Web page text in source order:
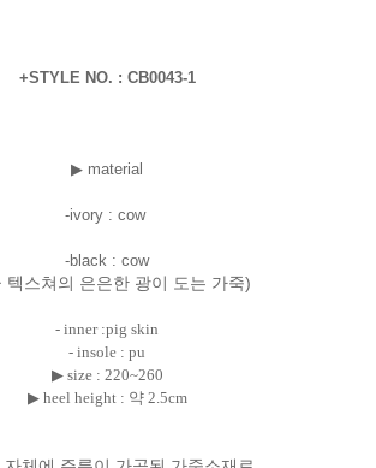
+STYLE NO. : CB0043-1
▶ material
-ivory : cow
-black : cow
텍스쳐의 은은한 광이 도는 가죽)
- inner :pig skin
- insole : pu
▶ size : 220~260
▶ heel height : 약 2.5cm